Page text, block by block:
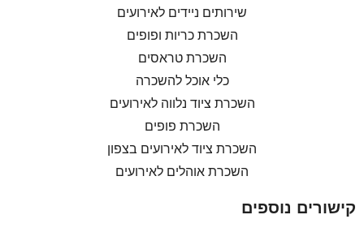
שירותים ניידים לאירועים
השכרת כריות ופופים
השכרת טראסים
כלי אוכל להשכרה
השכרת ציוד נלווה לאירועים
השכרת פופים
השכרת ציוד לאירועים בצפון
השכרת אוהלים לאירועים
קישורים נוספים